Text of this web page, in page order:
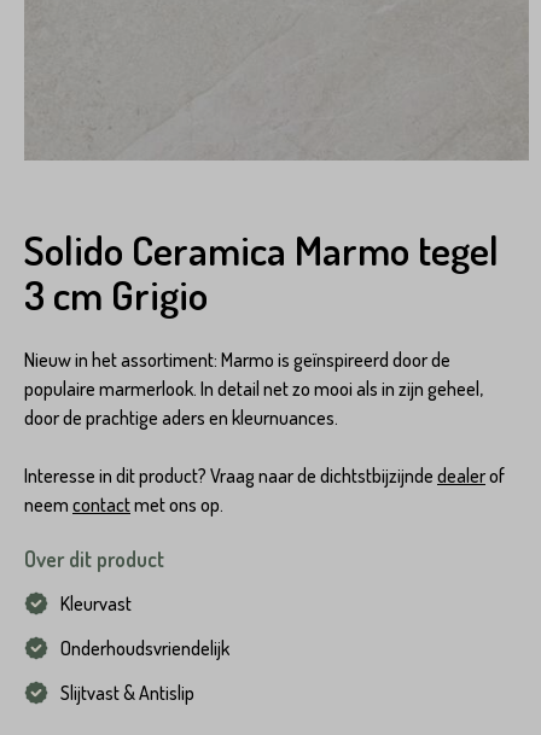
Solido Ceramica Marmo tegel
3 cm Grigio
Nieuw in het assortiment: Marmo is geïnspireerd door de
populaire marmerlook. In detail net zo mooi als in zijn geheel,
door de prachtige aders en kleurnuances.
Interesse in dit product? Vraag naar de dichtstbijzijnde dealerof
neem contactmet ons op.
Over dit product
Kleurvast
Onderhoudsvriendelijk
Slijtvast & Antislip